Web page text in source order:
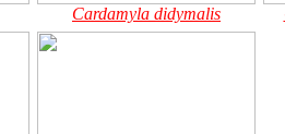
Cardamyla didymalis